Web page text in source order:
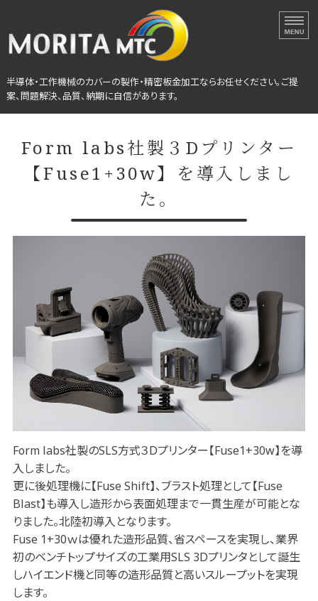
半導体・工作機械カバ
半導体・工作機械のカバーの製作・精密板金加工ならお任せください。ご提
案、問題解決、品質、納期に自信があります。
会社概要
Form labs社製３Dプリンター
【Fuse1+30w】を導入しまし
た。
Form labs社製のSLS方式３Dプリンター【Fuse1+30w】を導
入しました。
更に後処理機に【Fuse Shift】、ブラスト処理として【Fuse
Blast】も導入し造形から表面処理まで一貫生産が可能とな
りました。北陸初導入となります。
Fuse 1+30ｗは優れた造形品質、省スペースを実現し、業界
初のベンチトップサイズの工業用SLS 3Dプリンタとして誕生
しハイエンド機と同等の造形品質と高いスループットを実現
します。